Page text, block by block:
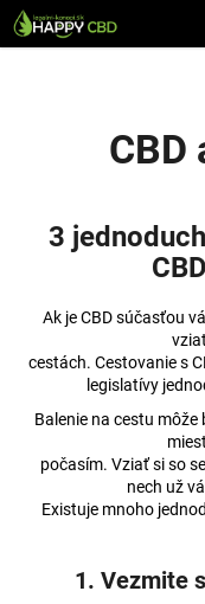
Prejsť
na
CBD
3
Ak je CBD súčasťou
cestách. Cestovanie s
legislatívy
Balenie na cestu
počasím. Vziať si so
nech už
Existuje mnoho
1. Vezmite
K
o
u